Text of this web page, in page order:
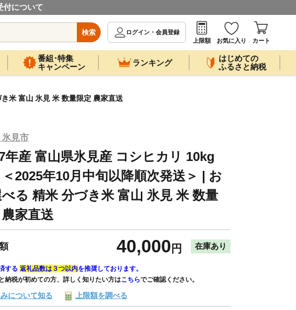
付について
検索
ログイン・会員登録
上限額
お気に入り カート
番組･特集
キャンペーン
ランキング
はじめての
ふるさと納税
米 富山 氷見 米 数量限定 農家直送
見市
年産 富山県氷見産 コシヒカリ 10kg
2025年10月中旬以降順次発送＞ | お
る 精米 分づき米 富山 氷見 米 数量
農家直送
40,000 円 在庫あり
する 返礼品数は３つ以内を推奨しております。
納税が初めての方、詳しく知りたい方はこちらでご確認ください。
について知る 上限額を調べる